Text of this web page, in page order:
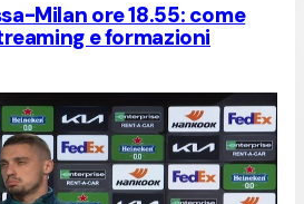
Milan ore 18.55: come
e formazioni